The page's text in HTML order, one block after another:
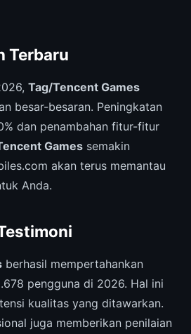
Terbaru
Tag/Tencent Games
besar-besaran. Peningkatan
dan penambahan fitur-fitur
Games semakin
akan terus memantau
Anda.
berhasil mempertahankan
pengguna di 2026. Hal ini
kualitas yang ditawarkan.
juga memberikan penilaian